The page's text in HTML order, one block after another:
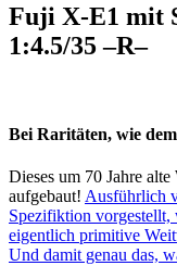
Fuji X-E1 mit
1:4.5/35 –R–
Bei Raritäten, wie
Dieses um 70 Jahre
aufgebaut! Ausführlich
Spezifiktion vorgestellt,
eigentlich primitive
Und damit genau das,